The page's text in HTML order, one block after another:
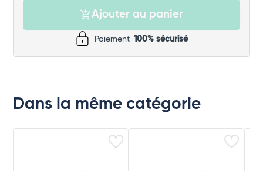
Ajouter au panier
Paiement 100% sécurisé
Dans la même catégorie